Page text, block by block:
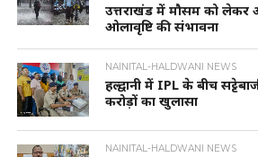
उत्तराखंड में मौसम को लेकर
ओलावृष्टि की संभावना
NAINITAL-HALDWANI NEWS
हल्द्वानी में IPL के बीच
करोड़ों का खुलासा
NAINITAL-HALDWANI NEWS